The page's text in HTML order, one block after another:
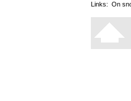
Links: On